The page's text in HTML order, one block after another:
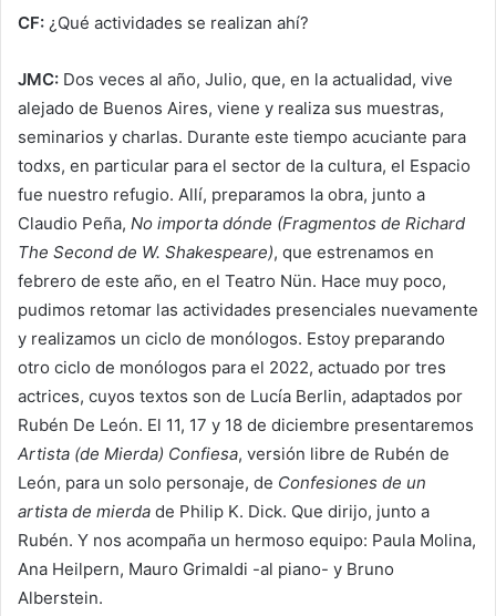
CF: ¿Qué actividades se realizan ahí?
JMC: Dos veces al año, Julio, que, en la actualidad, vive
alejado de Buenos Aires, viene y realiza sus muestras,
seminarios y charlas. Durante este tiempo acuciante para
todxs, en particular para el sector de la cultura, el Espacio
fue nuestro refugio. Allí, preparamos la obra, junto a
Claudio Peña, No importa dónde (Fragmentos de Richard
The Second de W. Shakespeare), que estrenamos en
febrero de este año, en el Teatro Nün. Hace muy poco,
pudimos retomar las actividades presenciales nuevamente
y realizamos un ciclo de monólogos. Estoy preparando
otro ciclo de monólogos para el 2022, actuado por tres
actrices, cuyos textos son de Lucía Berlin, adaptados por
Rubén De León. El 11, 17 y 18 de diciembre presentaremos
Artista (de Mierda) Confiesa, versión libre de Rubén de
León, para un solo personaje, de Confesiones de un
artista de mierda de Philip K. Dick. Que dirijo, junto a
Rubén. Y nos acompaña un hermoso equipo: Paula Molina,
Ana Heilpern, Mauro Grimaldi -al piano- y Bruno
Alberstein.